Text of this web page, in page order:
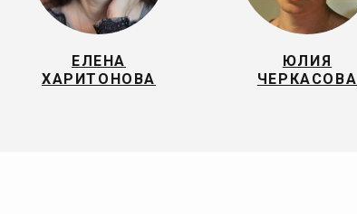
ЕЛЕНА
ХАРИТОНОВА
ЮЛИЯ
ЧЕРКАСОВА